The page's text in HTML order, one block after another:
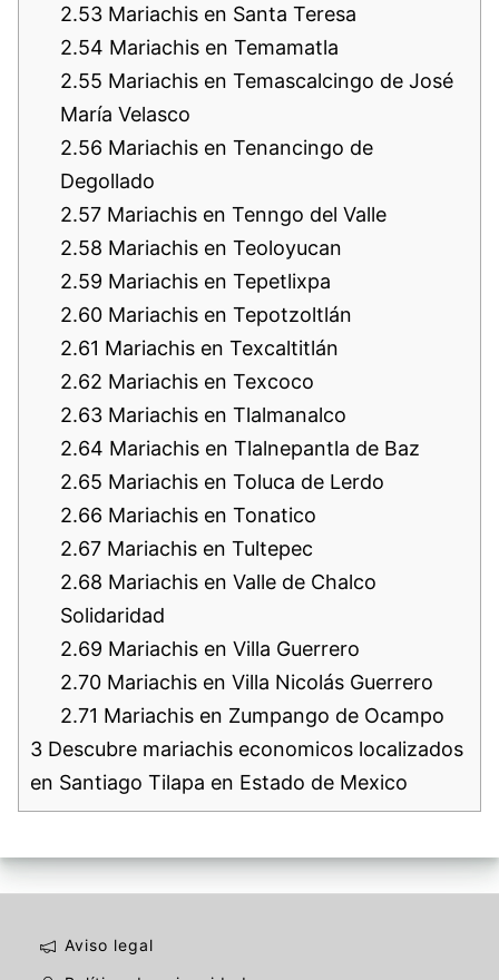
2.53 Mariachis en Santa Teresa
2.54 Mariachis en Temamatla
2.55 Mariachis en Temascalcingo de José
María Velasco
2.56 Mariachis en Tenancingo de
Degollado
2.57 Mariachis en Tenngo del Valle
2.58 Mariachis en Teoloyucan
2.59 Mariachis en Tepetlixpa
2.60 Mariachis en Tepotzoltlán
2.61 Mariachis en Texcaltitlán
2.62 Mariachis en Texcoco
2.63 Mariachis en Tlalmanalco
2.64 Mariachis en Tlalnepantla de Baz
2.65 Mariachis en Toluca de Lerdo
2.66 Mariachis en Tonatico
2.67 Mariachis en Tultepec
2.68 Mariachis en Valle de Chalco
Solidaridad
2.69 Mariachis en Villa Guerrero
2.70 Mariachis en Villa Nicolás Guerrero
2.71 Mariachis en Zumpango de Ocampo
3 Descubre mariachis economicos localizados
en Santiago Tilapa en Estado de Mexico
Aviso legal